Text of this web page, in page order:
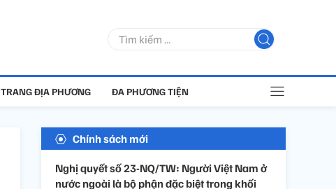
TRANG ĐỊA PHƯƠNG ĐA PHƯƠNG TIỆN
Chính sách mới
Nghị quyết số 23-NQ/TW: Người Việt Nam ở
nước ngoài là bộ phận đặc biệt trong khối